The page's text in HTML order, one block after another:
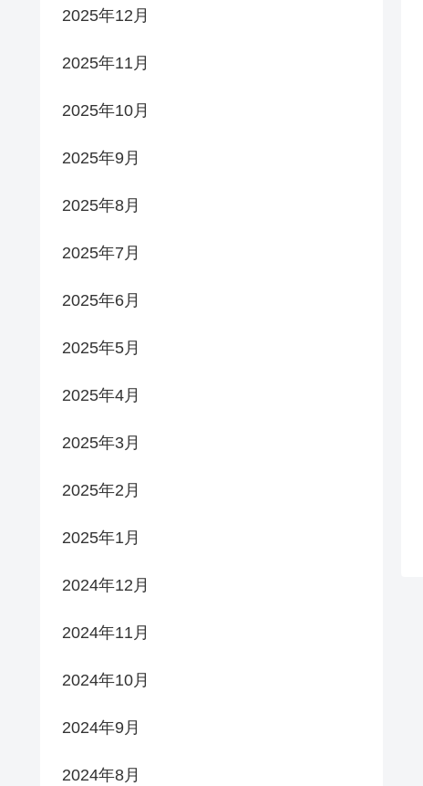
2025年12月
2025年11月
2025年10月
2025年9月
2025年8月
2025年7月
2025年6月
2025年5月
2025年4月
2025年3月
2025年2月
2025年1月
2024年12月
2024年11月
2024年10月
2024年9月
2024年8月